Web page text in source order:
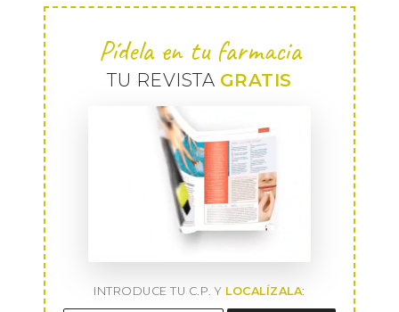
Pídela en tu farmacia
TU REVISTA GRATIS
INTRODUCE TU C.P. Y LOCALÍZALA: